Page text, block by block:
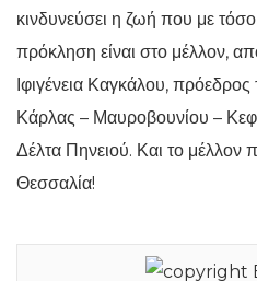
κινδυνεύσει η ζωή που με
πρόκληση είναι στο μέλλον,
Ιφιγένεια Καγκάλου, πρόεδρος
Κάρλας – Μαυροβουνίου –
Δέλτα Πηνειού. Και το μέλλον
Θεσσαλία!